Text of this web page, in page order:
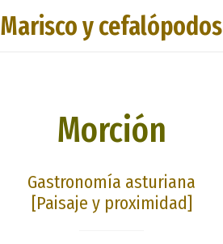
Marisco y cefalópodos
Morción
Gastronomía asturiana
[Paisaje y proximidad]